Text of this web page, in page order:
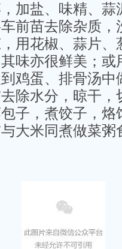
加盐、味精、蒜
前苗去除杂质，
用花椒、蒜片、
味亦很鲜美；
鸡蛋、排骨汤中
除水分，晾干，
子，煮饺子，烙
大米同煮做菜粥